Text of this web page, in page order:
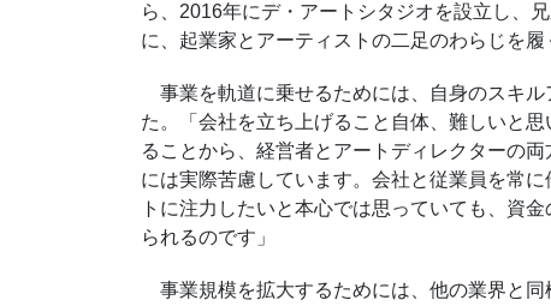
ら、 2016年にデ・アートシタジオを設立し、
に、起業家とアーティストの二足のわらじを履
事業を軌道に乗せるためには、自身のスキ
た。「会社を立ち上げること自体、難しいと
ることから、経営者とアートディレクターの
には実際苦慮しています。会社と従業員を常
トに注力したいと本心では思っていても、資
られるのです」
事業規模を拡大するためには、他の業界と